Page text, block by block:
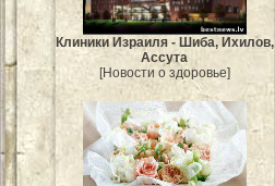
Клиники Израиля - Шиба, Ихилов,
Ассута
[Новости о здоровье]